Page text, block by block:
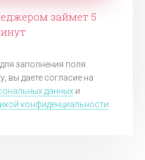
займет 5
заполнения поля.
вы даете согласие на
данных и
конфиденциальности